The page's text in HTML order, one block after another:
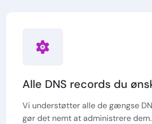
Alle DNS records du
Vi understøtter alle de gængse
gør det nemt at administrere dem.